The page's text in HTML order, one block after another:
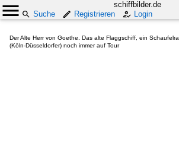
schiffbilder.de
Suche
Registrieren Login
Der Alte Herr von Goethe. Das alte Flaggschiff, ein
(Köln-Düsseldorfer) noch immer auf Tour